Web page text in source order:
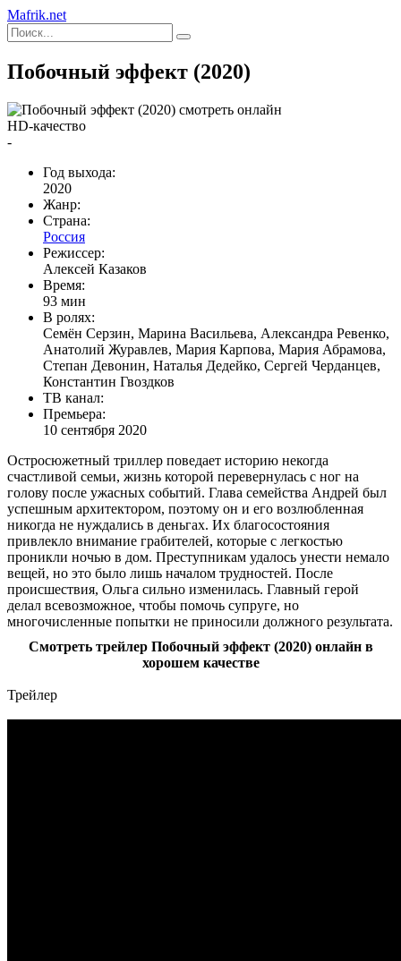
Mafrik.net
Побочный эффект (2020)
HD-качество
-
Год выхода:
2020
Жанр:
Страна:
Россия
Режиссер:
Алексей Казаков
Время:
93 мин
В ролях:
Семён Серзин, Марина Васильева, Александра Ревенко,
Анатолий Журавлев, Мария Карпова, Мария Абрамова,
Степан Девонин, Наталья Дедейко, Сергей Черданцев,
Константин Гвоздков
ТВ канал:
Премьера:
10 сентября 2020
Остросюжетный триллер поведает историю некогда
счастливой семьи, жизнь которой перевернулась с ног на
голову после ужасных событий. Глава семейства Андрей был
успешным архитектором, поэтому он и его возлюбленная
никогда не нуждались в деньгах. Их благосостояния
привлекло внимание грабителей, которые с легкостью
проникли ночью в дом. Преступникам удалось унести немало
вещей, но это было лишь началом трудностей. После
происшествия, Ольга сильно изменилась. Главный герой
делал всевозможное, чтобы помочь супруге, но
многочисленные попытки не приносили должного результата.
Смотреть трейлер Побочный эффект (2020) онлайн в
хорошем качестве
Трейлер